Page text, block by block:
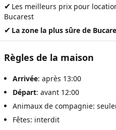
✔ Les meilleurs prix pour
Bucarest
✔ La zone la plus sûre de
Règles de la maison
Arrivée: après 13:00
Départ: avant 12:00
Animaux de compagnie:
Fêtes: interdit